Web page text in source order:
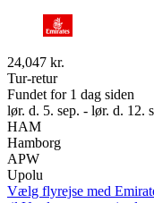
24,047 kr.
Tur-retur
Fundet for 1 dag siden
lør. d. 5. sep. - lør. d. 12.
HAM
Hamborg
APW
Upolu
Vælg flyrejse med